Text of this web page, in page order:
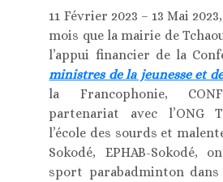
11 Février 2023 – 13 Mai
mois que la mairie de
l’appui financier de la
ministres de la jeunesse et
la Francophonie,
partenariat avec l’ONG
l’école des sourds et
Sokodé, EPHAB-Sokodé,
sport parabadminton